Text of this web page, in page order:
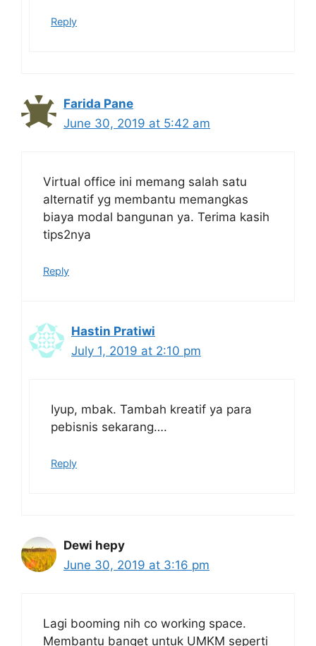
Reply
Farida Pane
June 30, 2019 at 5:42 am
Virtual office ini memang salah satu
alternatif yg membantu memangkas
biaya modal bangunan ya. Terima kasih
tips2nya
Reply
Hastin Pratiwi
July 1, 2019 at 2:10 pm
Iyup, mbak. Tambah kreatif ya para
pebisnis sekarang….
Reply
Dewi hepy
June 30, 2019 at 3:16 pm
Lagi booming nih co working space.
Membantu banget untuk UMKM seperti